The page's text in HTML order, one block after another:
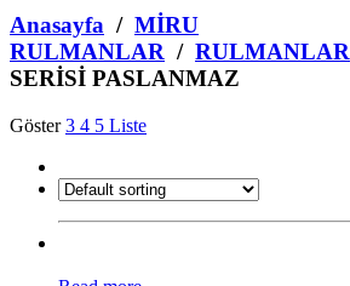
you
looking
for?
Anasayfa / MİRU
RULMANLAR / RULMANLAR
SERİSİ PASLANMAZ
Göster3 4 5 Liste